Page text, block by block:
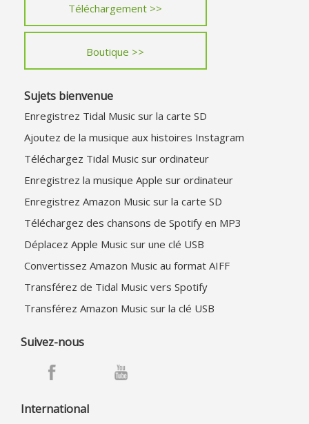
Téléchargement >>
Boutique >>
Sujets bienvenue
Enregistrez Tidal Music sur la carte SD
Ajoutez de la musique aux histoires Instagram
Téléchargez Tidal Music sur ordinateur
Enregistrez la musique Apple sur ordinateur
Enregistrez Amazon Music sur la carte SD
Téléchargez des chansons de Spotify en MP3
Déplacez Apple Music sur une clé USB
Convertissez Amazon Music au format AIFF
Transférez de Tidal Music vers Spotify
Transférez Amazon Music sur la clé USB
Suivez-nous
International